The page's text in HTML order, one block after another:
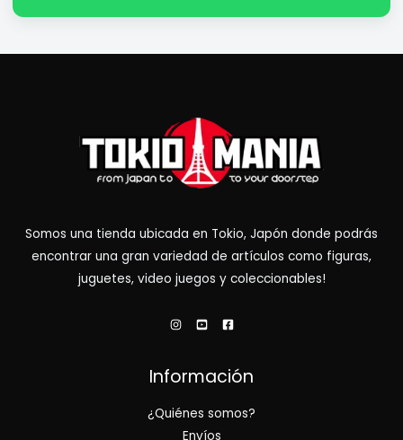
Somos una tienda ubicada en Tokio, Japón donde podrás
encontrar una gran variedad de artículos como figuras,
juguetes, video juegos y coleccionables!
Información
¿Quiénes somos?
Envíos